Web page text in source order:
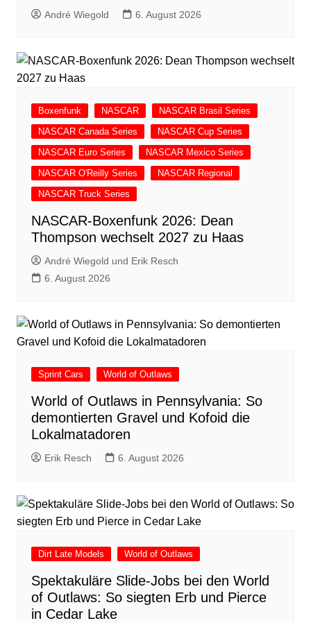
André Wiegold 6. August 2026
Boxenfunk NASCAR
NASCAR Brasil Series
NASCAR Canada Series
NASCAR Cup Series
NASCAR Euro Series
NASCAR Mexico Series
NASCAR O'Reilly Series
NASCAR Regional
NASCAR Truck Series
NASCAR-Boxenfunk 2026: Dean
Thompson wechselt 2027 zu Haas
André Wiegold und Erik Resch
6. August 2026
Sprint Cars World of Outlaws
World of Outlaws in Pennsylvania: So
demontierten Gravel und Kofoid die
Lokalmatadoren
Erik Resch 6. August 2026
Dirt Late Models World of Outlaws
Spektakuläre Slide-Jobs bei den World
of Outlaws: So siegten Erb und Pierce
in Cedar Lake